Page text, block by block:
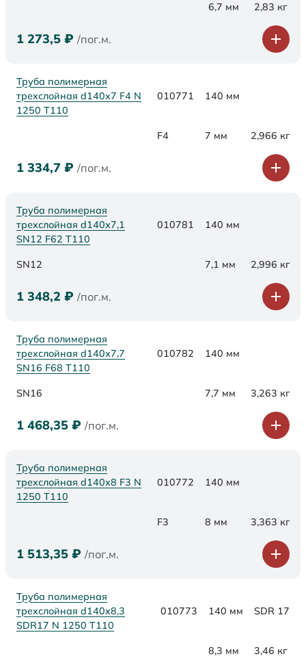
6,7 мм 2,83 кг
1 273,5 ₽ /пог.м.
Труба полимерная
трехслойная d140x7 F4 N
1250 Т110
010771 140 мм
F4 7 мм 2,966 кг
1 334,7 ₽ /пог.м.
Труба полимерная
трехслойная d140х7,1
SN12 F62 Т110
010781 140 мм
SN12 7,1 мм 2,996 кг
1 348,2 ₽ /пог.м.
Труба полимерная
трехслойная d140х7,7
SN16 F68 Т110
010782 140 мм
SN16 7,7 мм 3,263 кг
1 468,35 ₽ /пог.м.
Труба полимерная
трехслойная d140x8 F3 N
1250 Т110
010772 140 мм
F3 8 мм 3,363 кг
1 513,35 ₽ /пог.м.
Труба полимерная
трехслойная d140x8,3
SDR17 N 1250 Т110
010773 140 мм SDR 17
8,3 мм 3,46 кг